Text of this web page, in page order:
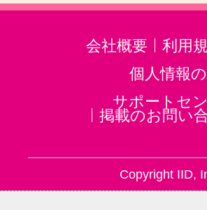
会社概要 利用
個人情報
サポートセ
掲載のお問い
Copyright IID,